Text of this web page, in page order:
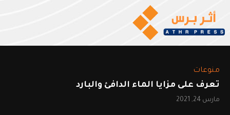
منوعات
تعرف على مزايا الماء الدافئ والبارد
مارس 24, 2021